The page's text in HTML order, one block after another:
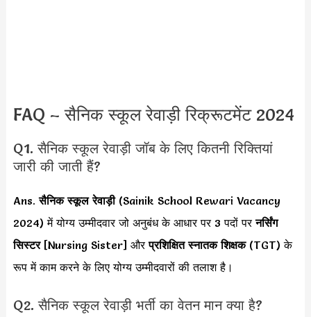
FAQ – सैनिक स्कूल रेवाड़ी रिक्रूटमेंट 2024
Q1. सैनिक स्कूल रेवाड़ी जॉब के लिए कितनी रिक्तियां
जारी की जाती हैं?
Ans.सैनिक स्कूल रेवाड़ी (Sainik School Rewari Vacancy
2024) में योग्य उम्मीदवार जो अनुबंध के आधार पर 3 पदों परनर्सिंग
सिस्टर[Nursing Sister] औरप्रशिक्षित स्नातक शिक्षक(TGT) के
रूप में काम करने के लिए योग्य उम्मीदवारों की तलाश है।
Q2. सैनिक स्कूल रेवाड़ी भर्ती का वेतन मान क्या है?